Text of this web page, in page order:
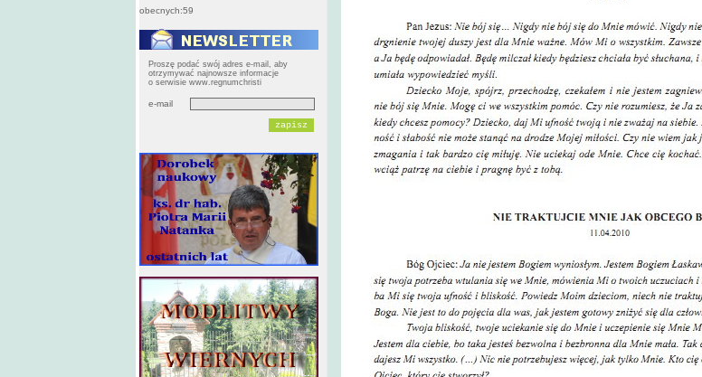
obecnych:59
Proszę podać swój adres e-mail, aby
otrzymywać najnowsze informacje
o serwisie www.regnumchristi
e-mail